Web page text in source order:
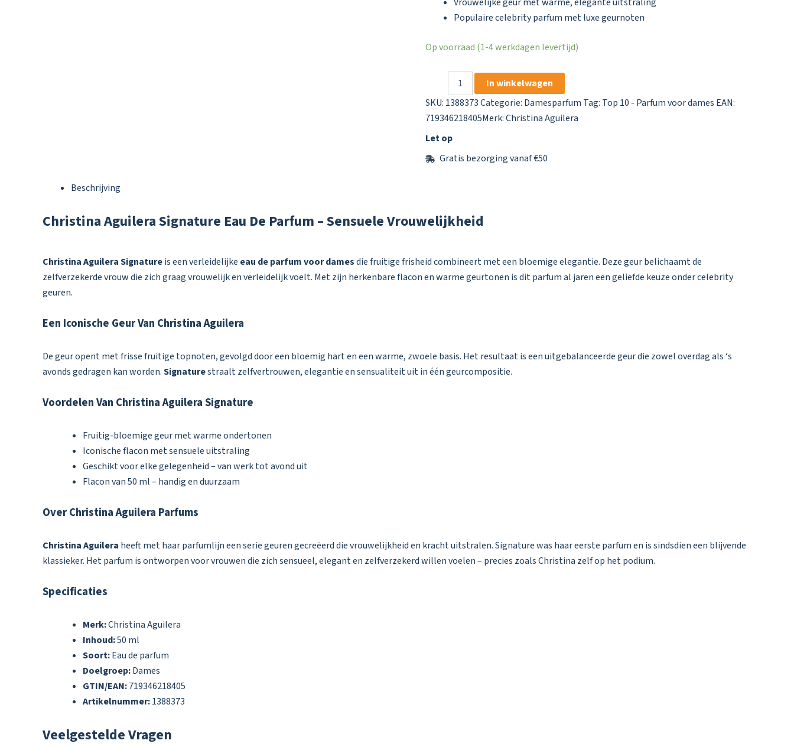
Populaire celebrity parfum met luxe geurnoten
Op voorraad (1-4 werkdagen levertijd)
Signature
Eau
De
Parfum
Ml
In winkelwagen
SKU: 1388373Categorie: Damesparfum Tag: Top 10 - Parfum voor dames EAN:
719346218405Merk:Christina Aguilera
Let op
Gratis bezorging vanaf €50
Beschrijving
Christina Aguilera Signature Eau De Parfum – Sensuele Vrouwelijkheid
Christina Aguilera Signatureis een verleidelijke eau de parfum voor damesdie fruitige frisheid combineert met een bloemige elegantie. Deze geur belichaamt de
zelfverzekerde vrouw die zich graag vrouwelijk en verleidelijk voelt. Met zijn herkenbare flacon en warme geurtonen is dit parfum al jaren een geliefde keuze onder celebrity
geuren.
Een Iconische Geur Van Christina Aguilera
De geur opent met frisse fruitige topnoten, gevolgd door een bloemig hart en een warme, zwoele basis. Het resultaat is een uitgebalanceerde geur die zowel overdag als ‘s
avonds gedragen kan worden.Signaturestraalt zelfvertrouwen, elegantie en sensualiteit uit in één geurcompositie.
Voordelen Van Christina Aguilera Signature
Fruitig-bloemige geur met warme ondertonen
Iconische flacon met sensuele uitstraling
Geschikt voor elke gelegenheid – van werk tot avond uit
Flacon van 50 ml – handig en duurzaam
Over Christina Aguilera Parfums
Christina Aguilera heeft met haar parfumlijn een serie geuren gecreëerd die vrouwelijkheid en kracht uitstralen. Signature was haar eerste parfum en is sindsdien een blijvende
klassieker. Het parfum is ontworpen voor vrouwen die zich sensueel, elegant en zelfverzekerd willen voelen – precies zoals Christina zelf op het podium.
Specificaties
Merk:Christina Aguilera
Inhoud:50 ml
Soort:Eau de parfum
Doelgroep:Dames
GTIN/EAN:719346218405
Artikelnummer:1388373
Veelgestelde Vragen